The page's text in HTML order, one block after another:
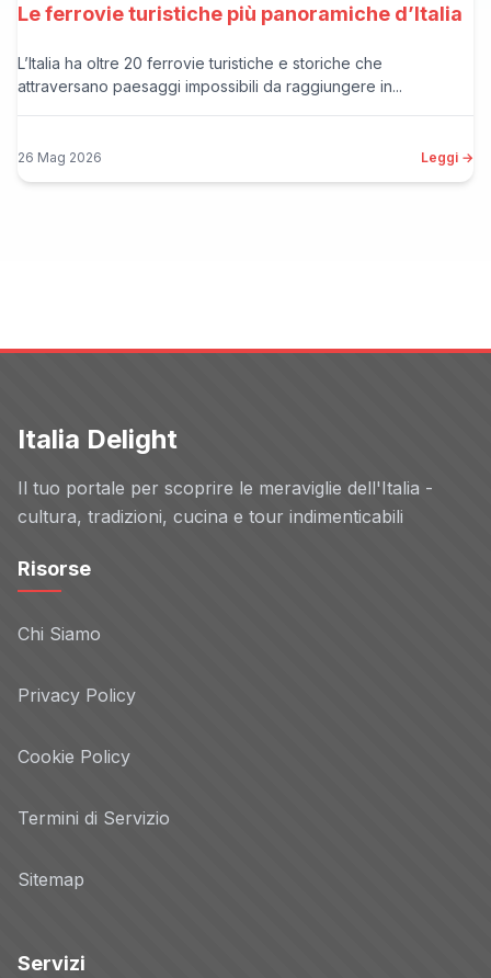
Le ferrovie turistiche più panoramiche d’Italia
L’Italia ha oltre 20 ferrovie turistiche e storiche che
attraversano paesaggi impossibili da raggiungere in...
26 Mag 2026 Leggi →
Italia Delight
Il tuo portale per scoprire le meraviglie dell'Italia -
cultura, tradizioni, cucina e tour indimenticabili
Risorse
Chi Siamo
Privacy Policy
Cookie Policy
Termini di Servizio
Sitemap
Servizi